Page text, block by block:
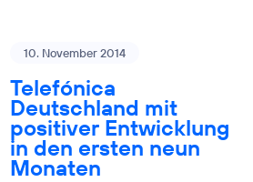
10. November 2014
Telefónica
Deutschland mit
positiver Entwicklung
in den ersten neun
Monaten